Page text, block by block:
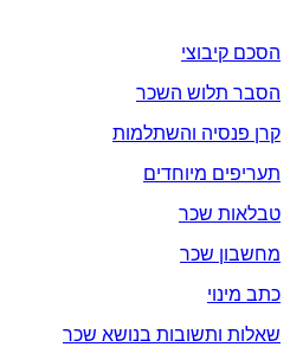
הסכם קיבוצי
הסבר תלוש השכר
קרן פנסיה והשתלמות
תעריפים מיוחדים
טבלאות שכר
מחשבון שכר
כתב מינוי
שאלות ותשובות בנושא שכר